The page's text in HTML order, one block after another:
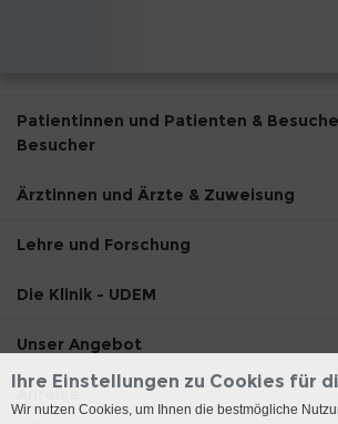
Patientinnen und Patienten &
Besucher
Ärztinnen und Ärzte & Zuweisung
Lehre und Forschung
Die Klinik - UDEM
Unser Angebot
Anreise
Ihre Einstellungen zu Cookies für
Wir nutzen Cookies, um Ihnen die bestmögliche